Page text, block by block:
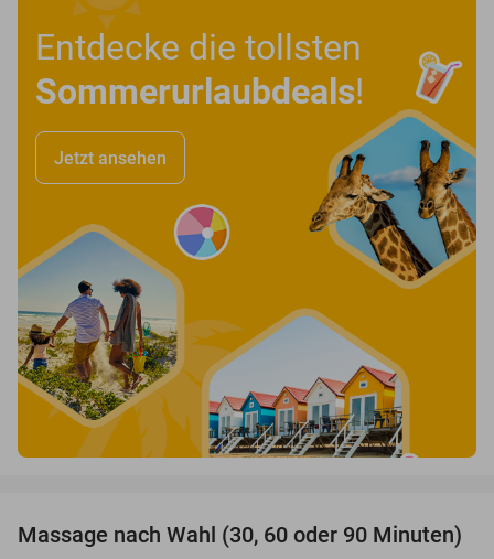
Entdecke die tollsten
Sommerurlaubdeals!
Jetzt ansehen
34%
Massage nach Wahl (30, 60 oder 90 Minuten)